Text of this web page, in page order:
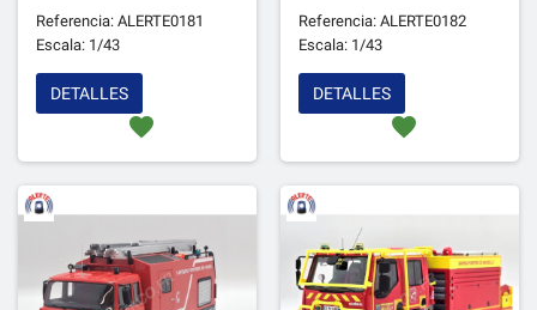
Referencia: ALERTE0181
Escala: 1/43
favorite
DETALLES
Referencia: ALERTE0182
Escala: 1/43
favorite
DETALLES